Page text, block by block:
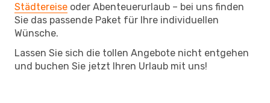
Städtereise oder Abenteuerurlaub – bei uns finden
Sie das passende Paket für Ihre individuellen
Wünsche.
Lassen Sie sich die tollen Angebote nicht entgehen
und buchen Sie jetzt Ihren Urlaub mit uns!